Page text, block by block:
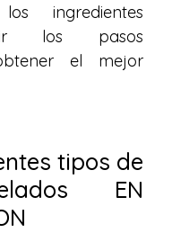
ingredientes
los pasos
el mejor
tipos de
EN